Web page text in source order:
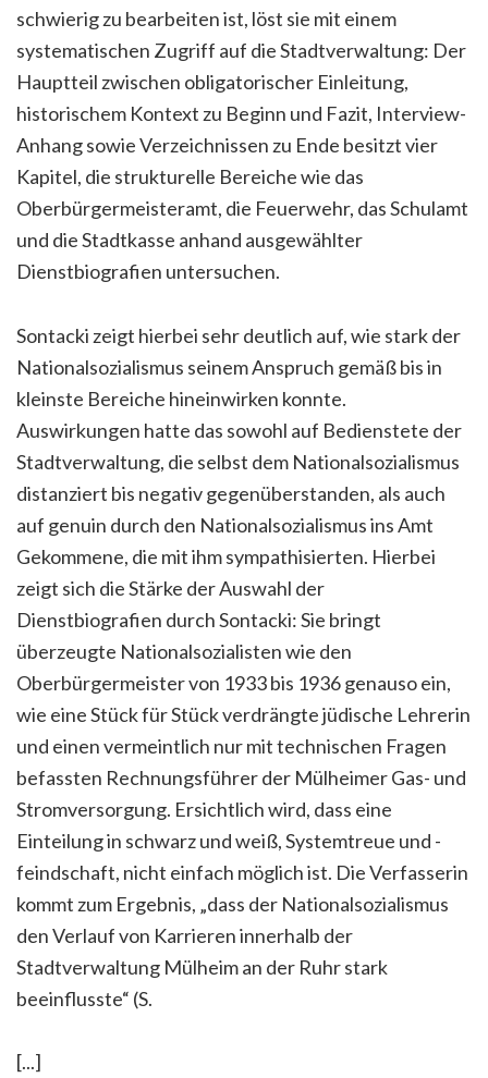
schwierig zu bearbeiten ist, löst sie mit einem
systematischen Zugriff auf die Stadtverwaltung: Der
Hauptteil zwischen obligatorischer Einleitung,
historischem Kontext zu Beginn und Fazit, Interview-
Anhang sowie Verzeichnissen zu Ende besitzt vier
Kapitel, die strukturelle Bereiche wie das
Oberbürgermeisteramt, die Feuerwehr, das Schulamt
und die Stadtkasse anhand ausgewählter
Dienstbiografien untersuchen.
Sontacki zeigt hierbei sehr deutlich auf, wie stark der
Nationalsozialismus seinem Anspruch gemäß bis in
kleinste Bereiche hineinwirken konnte.
Auswirkungen hatte das sowohl auf Bedienstete der
Stadtverwaltung, die selbst dem Nationalsozialismus
distanziert bis negativ gegenüberstanden, als auch
auf genuin durch den Nationalsozialismus ins Amt
Gekommene, die mit ihm sympathisierten. Hierbei
zeigt sich die Stärke der Auswahl der
Dienstbiografien durch Sontacki: Sie bringt
überzeugte Nationalsozialisten wie den
Oberbürgermeister von 1933 bis 1936 genauso ein,
wie eine Stück für Stück verdrängte jüdische Lehrerin
und einen vermeintlich nur mit technischen Fragen
befassten Rechnungsführer der Mülheimer Gas- und
Stromversorgung. Ersichtlich wird, dass eine
Einteilung in schwarz und weiß, Systemtreue und -
feindschaft, nicht einfach möglich ist. Die Verfasserin
kommt zum Ergebnis, „dass der Nationalsozialismus
den Verlauf von Karrieren innerhalb der
Stadtverwaltung Mülheim an der Ruhr stark
beeinflusste“ (S.
[...]